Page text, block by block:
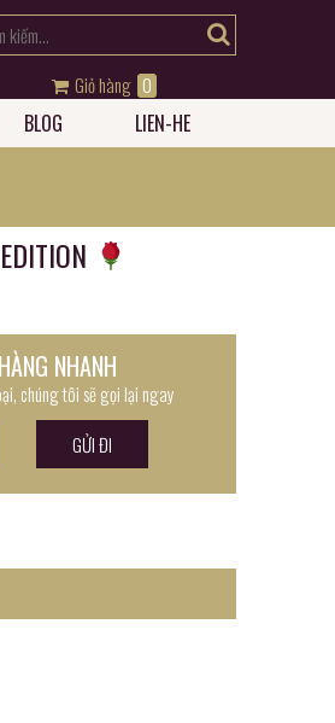
Giỏ hàng 0
BLOG LIEN-HE
NHANH
chúng tôi sẽ gọi lại ngay